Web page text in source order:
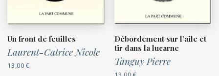
Un front de feuilles
Laurent-Catrice Nicole
13,00 €
Débordement sur l’aile et
tir dans la lucarne
Tanguy Pierre